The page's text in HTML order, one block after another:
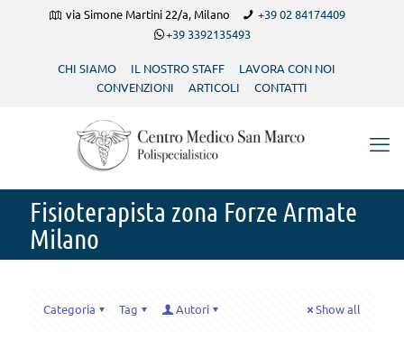
via Simone Martini 22/a, Milano
+39 02 84174409
+39 3392135493
CHI SIAMO IL NOSTRO STAFF
LAVORA CON NOI
CONVENZIONI
ARTICOLI CONTATTI
Fisioterapista zona Forze Armate
Milano
Categoria Tag Autori Show all